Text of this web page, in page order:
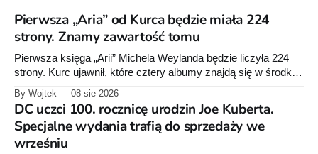
Pierwsza „Aria” od Kurca będzie miała 224
strony. Znamy zawartość tomu
Pierwsza księga „Arii” Michela Weylanda będzie liczyła 224
strony. Kurc ujawnił, które cztery albumy znajdą się w środku i
By Wojtek 08 sie 2026
DC uczci 100. rocznicę urodzin Joe Kuberta.
Specjalne wydania trafią do sprzedaży we
wrześniu